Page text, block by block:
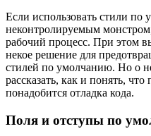
Если использовать стили по
неконтролируемым
рабочий процесс. При этом
некое решение для
стилей по умолчанию. Но о
рассказать, как и понять, что
понадобится отладка кода.
Поля и отступы по